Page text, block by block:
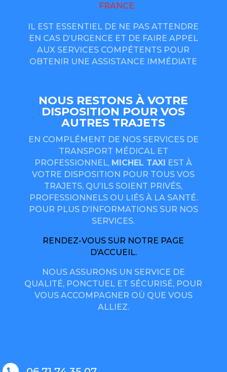
FRANCE.
IL EST ESSENTIEL DE NE PAS ATTENDRE
EN CAS D’URGENCE ET DE FAIRE APPEL
AUX SERVICES COMPÉTENTS POUR
OBTENIR UNE ASSISTANCE IMMÉDIATE
NOUS RESTONS À VOTRE
DISPOSITION POUR VOS
AUTRES TRAJETS
EN COMPLÉMENT DE NOS SERVICES DE
TRANSPORT MÉDICAL ET
PROFESSIONNEL, MICHEL TAXI EST À
VOTRE DISPOSITION POUR TOUS VOS
TRAJETS, QU’ILS SOIENT PRIVÉS,
PROFESSIONNELS OU LIÉS À LA SANTÉ.
POUR PLUS D’INFORMATIONS SUR NOS
SERVICES.
RENDEZ-VOUS SUR NOTRE PAGE
D’ACCUEIL.
NOUS ASSURONS UN SERVICE DE
QUALITÉ, PONCTUEL ET SÉCURISÉ, POUR
VOUS ACCOMPAGNER OÙ QUE VOUS
ALLIEZ.